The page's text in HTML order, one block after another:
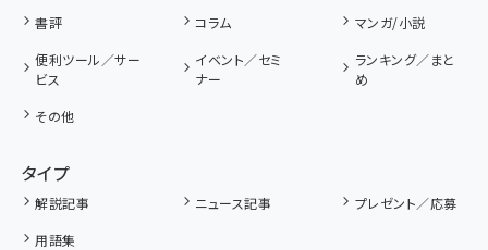
書評 コラム
マンガ/小説
便利ツール／サー
ビス
イベント／セミ
ナー
ランキング／まと
め
その他
タイプ
解説記事 ニュース記事
プレゼント／応募
用語集